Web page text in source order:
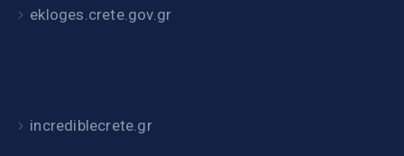
ekloges.crete.gov.gr
incrediblecrete.gr